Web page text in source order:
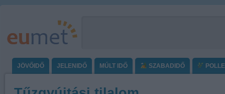
JÖVŐIDŐ JELENIDŐ MÚLT IDŐ SZABADIDŐ